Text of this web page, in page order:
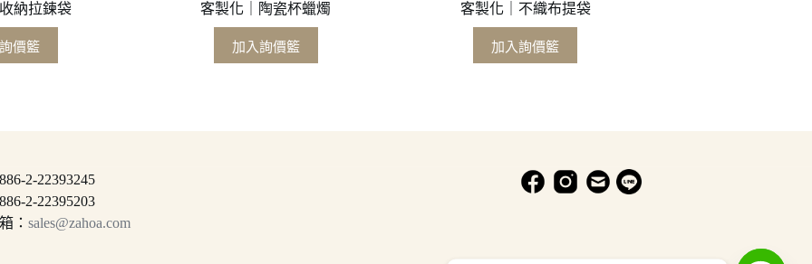
納拉鍊袋
價籃
客製化｜陶瓷杯蠟燭
加入詢價籃
客製化｜不織布提袋
加入詢價籃
2-22393245
2-22395203
： sales@zahoa.com